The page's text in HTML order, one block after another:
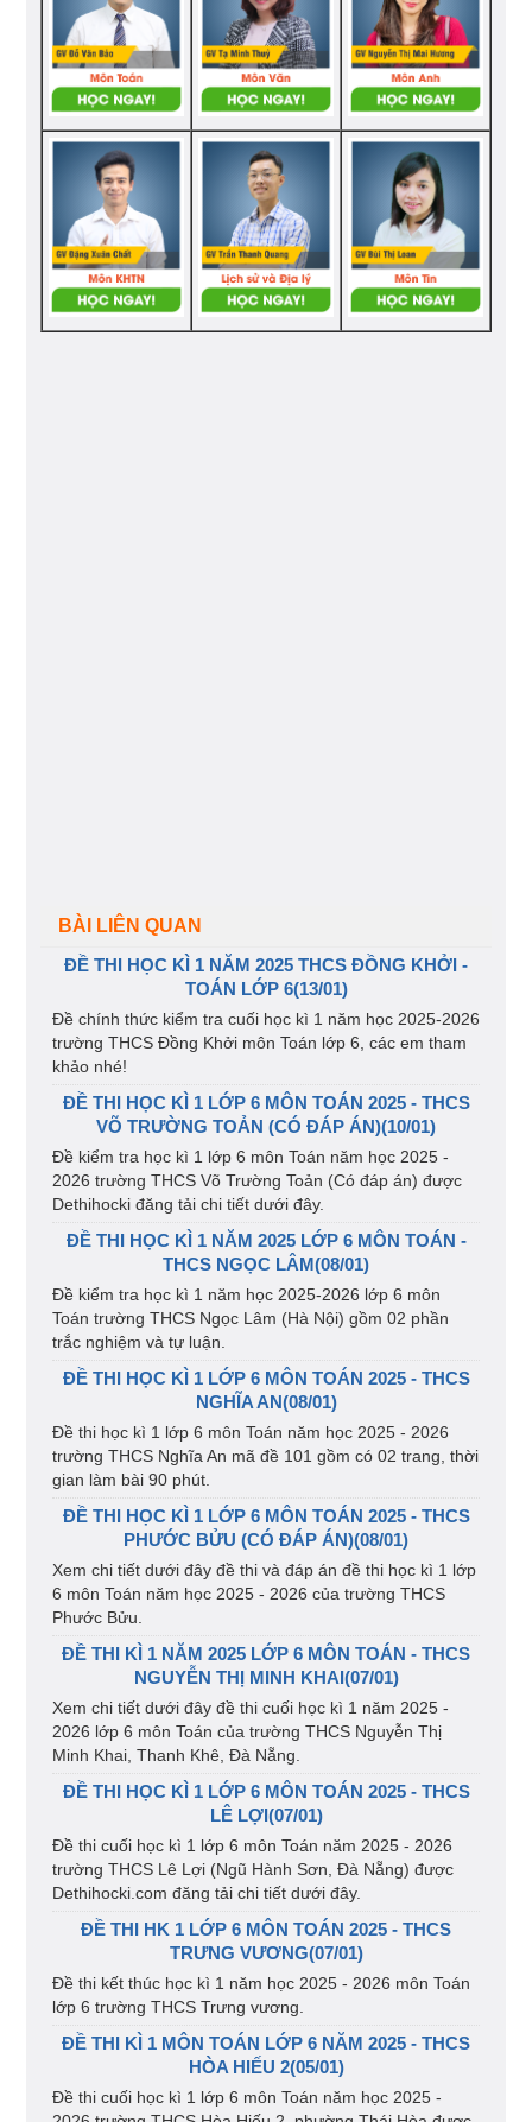
BÀI LIÊN QUAN
ĐỀ THI HỌC KÌ 1 NĂM 2025 THCS ĐỒNG KHỞI -
TOÁN LỚP 6(13/01)
Đề chính thức kiểm tra cuối học kì 1 năm học 2025-2026
trường THCS Đồng Khởi môn Toán lớp 6, các em tham
khảo nhé!
ĐỀ THI HỌC KÌ 1 LỚP 6 MÔN TOÁN 2025 - THCS
VÕ TRƯỜNG TOẢN (CÓ ĐÁP ÁN)(10/01)
Đề kiểm tra học kì 1 lớp 6 môn Toán năm học 2025 -
2026 trường THCS Võ Trường Toản (Có đáp án) được
Dethihocki đăng tải chi tiết dưới đây.
ĐỀ THI HỌC KÌ 1 NĂM 2025 LỚP 6 MÔN TOÁN -
THCS NGỌC LÂM(08/01)
Đề kiểm tra học kì 1 năm học 2025-2026 lớp 6 môn
Toán trường THCS Ngọc Lâm (Hà Nội) gồm 02 phần
trắc nghiệm và tự luận.
ĐỀ THI HỌC KÌ 1 LỚP 6 MÔN TOÁN 2025 - THCS
NGHĨA AN(08/01)
Đề thi học kì 1 lớp 6 môn Toán năm học 2025 - 2026
trường THCS Nghĩa An mã đề 101 gồm có 02 trang, thời
gian làm bài 90 phút.
ĐỀ THI HỌC KÌ 1 LỚP 6 MÔN TOÁN 2025 - THCS
PHƯỚC BỬU (CÓ ĐÁP ÁN)(08/01)
Xem chi tiết dưới đây đề thi và đáp án đề thi học kì 1 lớp
6 môn Toán năm học 2025 - 2026 của trường THCS
Phước Bửu.
ĐỀ THI KÌ 1 NĂM 2025 LỚP 6 MÔN TOÁN - THCS
NGUYỄN THỊ MINH KHAI(07/01)
Xem chi tiết dưới đây đề thi cuối học kì 1 năm 2025 -
2026 lớp 6 môn Toán của trường THCS Nguyễn Thị
Minh Khai, Thanh Khê, Đà Nẵng.
ĐỀ THI HỌC KÌ 1 LỚP 6 MÔN TOÁN 2025 - THCS
LÊ LỢI(07/01)
Đề thi cuối học kì 1 lớp 6 môn Toán năm 2025 - 2026
trường THCS Lê Lợi (Ngũ Hành Sơn, Đà Nẵng) được
Dethihocki.com đăng tải chi tiết dưới đây.
ĐỀ THI HK 1 LỚP 6 MÔN TOÁN 2025 - THCS
TRƯNG VƯƠNG(07/01)
Đề thi kết thúc học kì 1 năm học 2025 - 2026 môn Toán
lớp 6 trường THCS Trưng vương.
ĐỀ THI KÌ 1 MÔN TOÁN LỚP 6 NĂM 2025 - THCS
HÒA HIẾU 2(05/01)
Đề thi cuối học kì 1 lớp 6 môn Toán năm học 2025 -